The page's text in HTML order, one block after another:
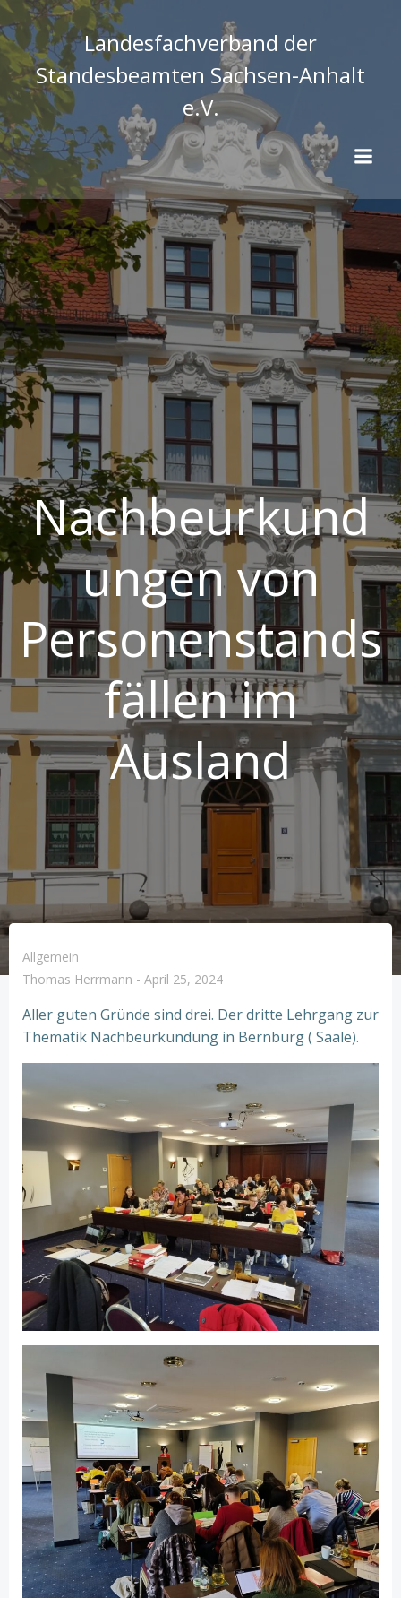
Inhalt
springen
Landesfachverband der
Standesbeamten Sachsen-Anhalt
e.V.
Nachbeurkund
ungen von
Personenstands
fällen im
Ausland
Allgemein
Thomas Herrmann - April 25, 2024
Aller guten Gründe sind drei. Der dritte Lehrgang zur
Thematik Nachbeurkundung in Bernburg ( Saale).